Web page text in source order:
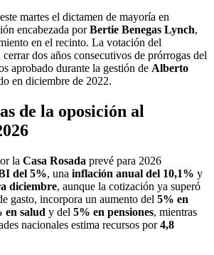
martes el dictamen de mayoría en
encabezada porBertie Benegas Lynch,
en el recinto. La votación del
dos años consecutivos de prórrogas del
aprobado durante la gestión de Alberto
en diciembre de 2022.
de la oposición al
la Casa Rosada prevé para 2026
del 5%, una inflación anual del 10,1% y
diciembre, aunque la cotización ya superó
gasto, incorpora un aumento del 5% en
en salud y del 5% en pensiones, mientras
nacionales estima recursos por4,8